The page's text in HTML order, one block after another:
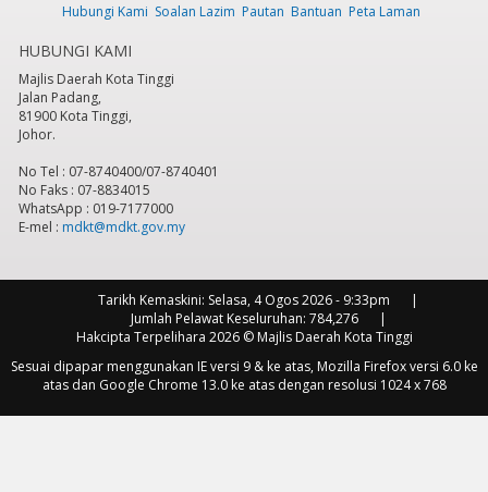
Hubungi Kami Soalan Lazim Pautan Bantuan Peta Laman
HUBUNGI KAMI
Majlis Daerah Kota Tinggi
Jalan Padang,
81900 Kota Tinggi,
Johor.
No Tel : 07-8740400/07-8740401
No Faks : 07-8834015
WhatsApp : 019-7177000
E-mel : mdkt@mdkt.gov.my
Tarikh Kemaskini: Selasa, 4 Ogos 2026 - 9:33pm
Jumlah Pelawat Keseluruhan: 784,276
Hakcipta Terpelihara 2026 © Majlis Daerah Kota Tinggi
Sesuai dipapar menggunakan IE versi 9 & ke atas, Mozilla Firefox versi 6.0 ke
atas dan Google Chrome 13.0 ke atas dengan resolusi 1024 x 768